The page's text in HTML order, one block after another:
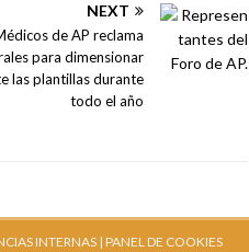
NEXT
de AP reclama
para dimensionar
las plantillas durante
todo el año
INTERNAS | PANEL DE COOKIES